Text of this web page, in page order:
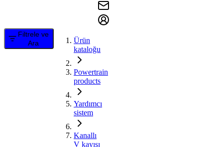
Filtrele ve
Ara
Ürün
kataloğu
Powertrain
products
Yardımcı
sistem
Kanallı
V kayışı